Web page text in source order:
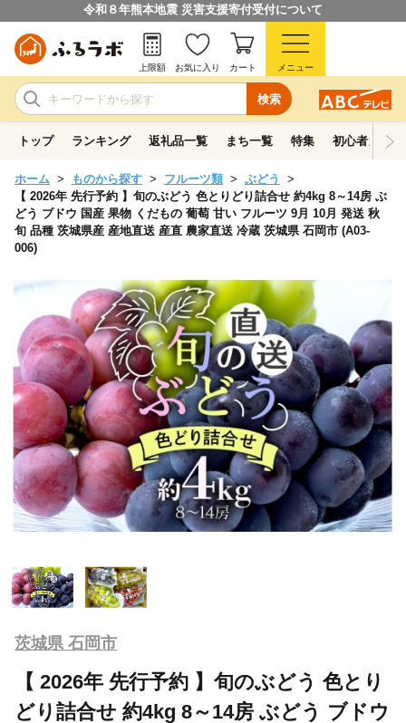
令和８年熊本地震 災害支援寄付受付について
検索
上限額 お気に入り カート メニュー
トップ ランキング 返礼品一覧 まち一覧 特集 初心者ガイド
ホーム ものから探す フルーツ類
ぶどう
【 2026年 先行予約 】旬のぶどう 色とりどり詰合せ 約4kg 8～14房 ぶ
どう ブドウ 国産 果物 くだもの 葡萄 甘い フルーツ 9月 10月 発送 秋
旬 品種 茨城県産 産地直送 産直 農家直送 冷蔵 茨城県 石岡市 (A03-
006)
茨城県 石岡市
【 2026年 先行予約 】旬のぶどう 色とり
どり詰合せ 約4kg 8～14房 ぶどう ブドウ